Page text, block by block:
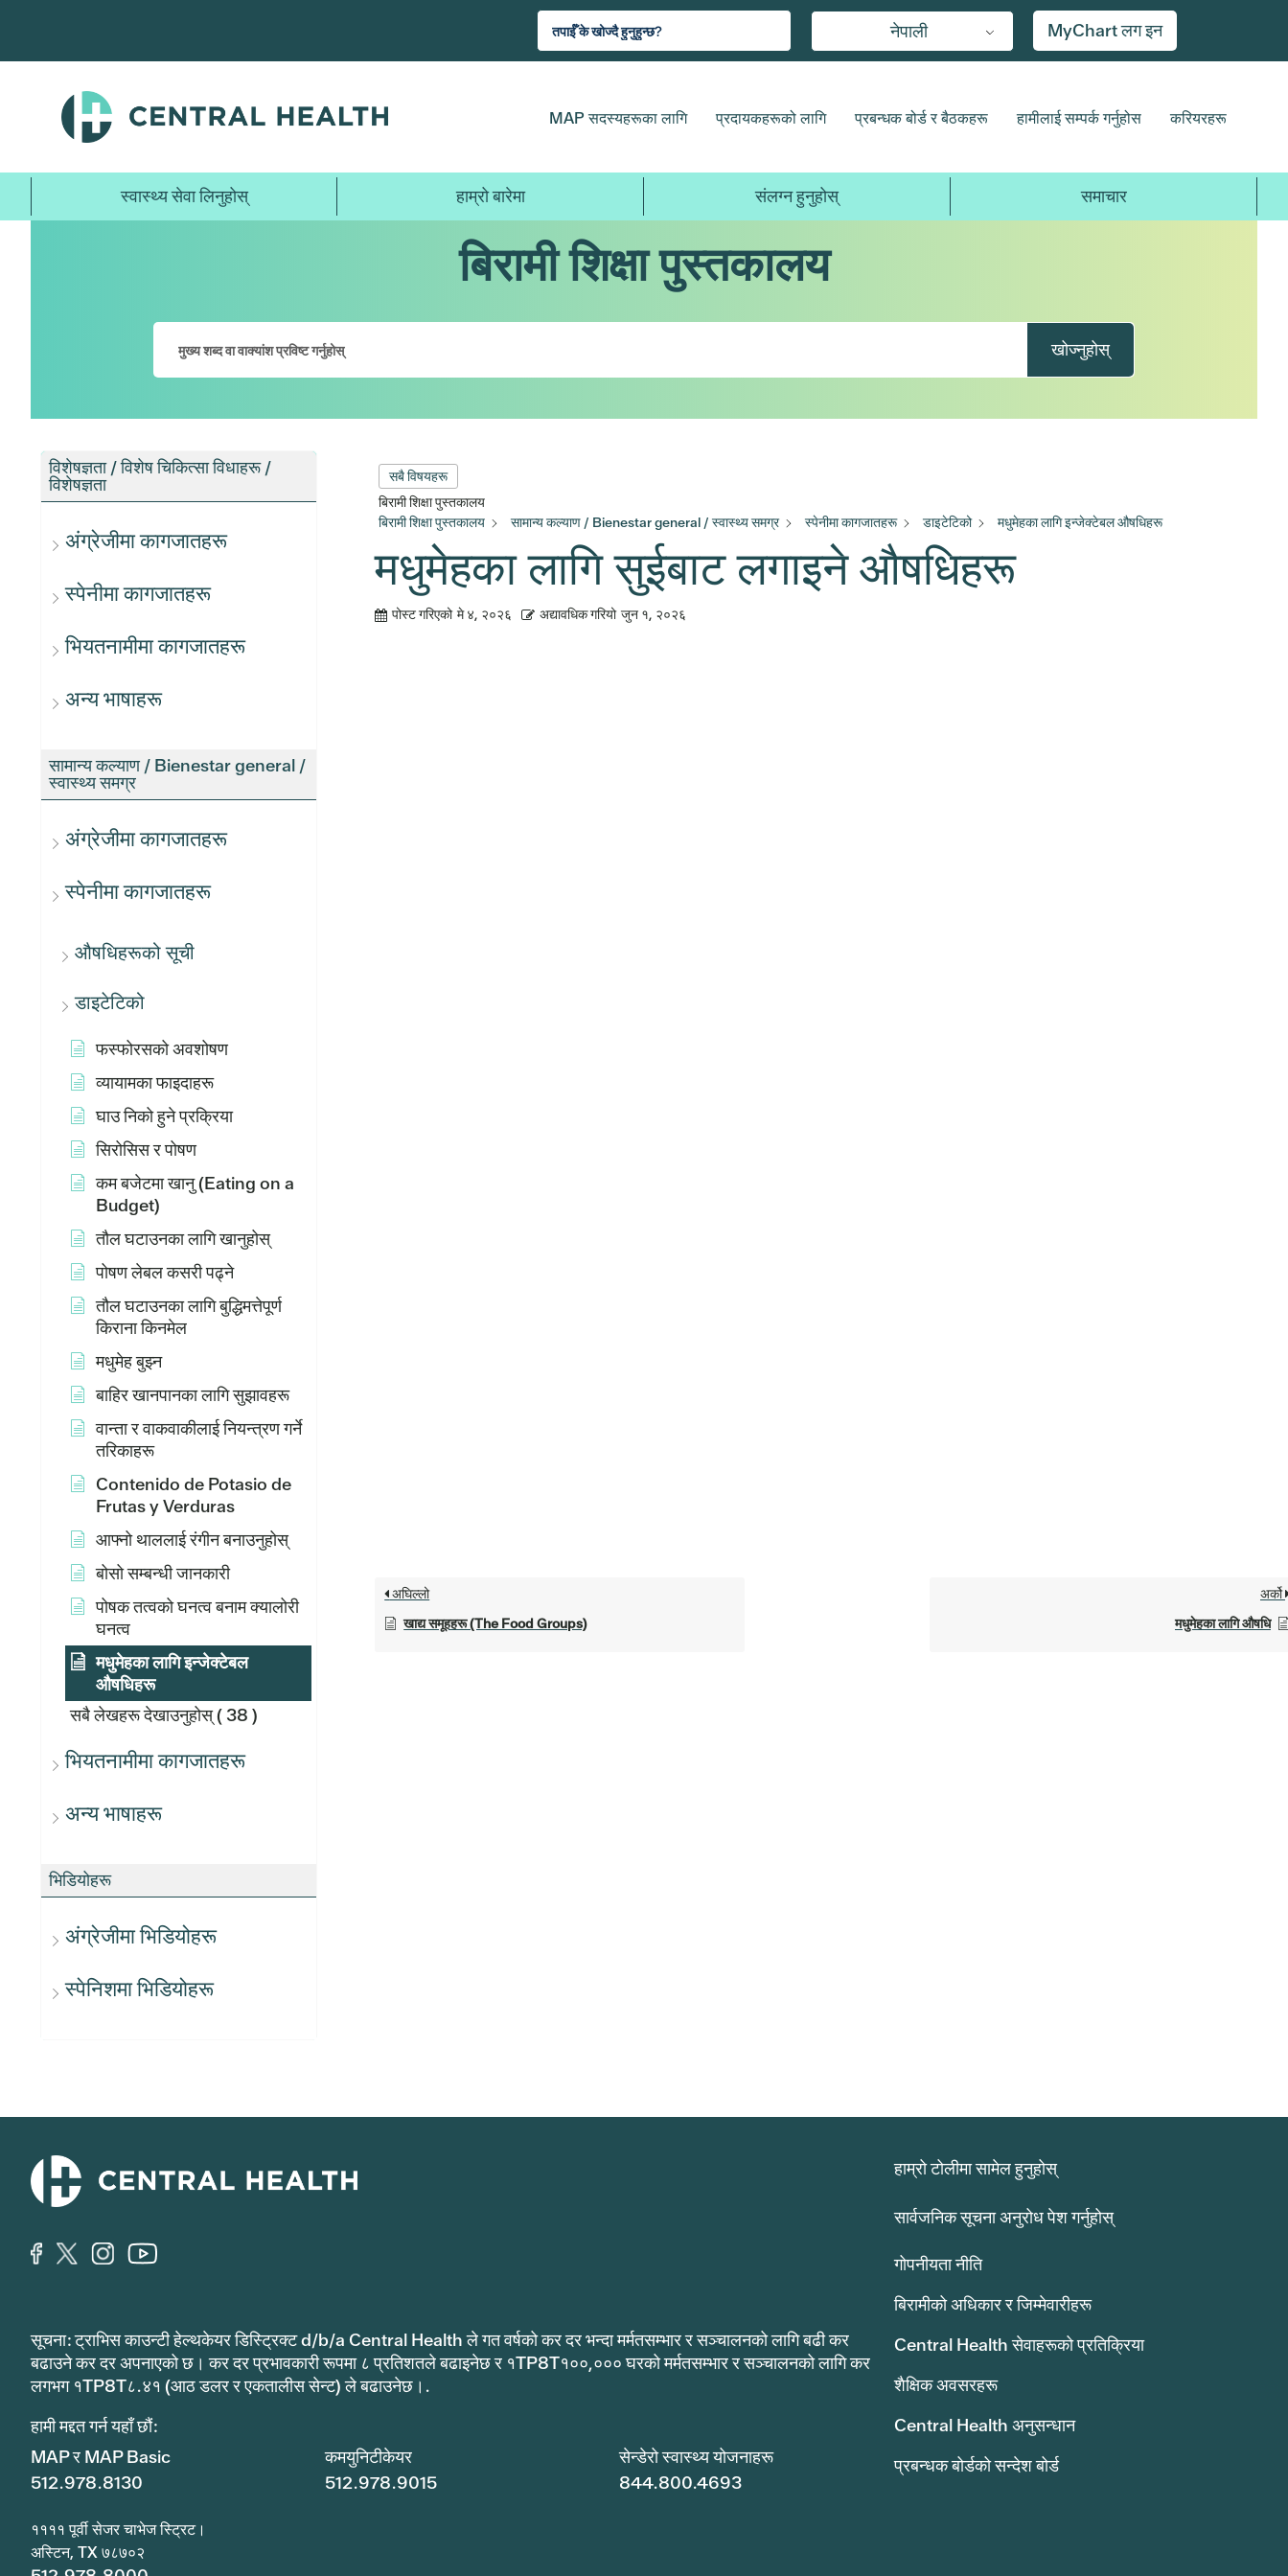
जानुहोस्
नेपाली MyChart लग इन
MAP सदस्यहरूका लागि प्रदायकहरूको लागि प्रबन्धक बोर्ड र बैठकहरू हामीलाई सम्पर्क गर्नुहोस करियरहरू
स्वास्थ्य सेवा लिनुहोस् हाम्रो बारेमा संलग्न हुनुहोस् समाचार
बिरामी शिक्षा पुस्तकालय
खोज्नुहोस्
विशेषज्ञता / विशेष चिकित्सा विधाहरू /
विशेषज्ञता
अंग्रेजीमा कागजातहरू
स्पेनीमा कागजातहरू
भियतनामीमा कागजातहरू
अन्य भाषाहरू
सामान्य कल्याण / Bienestar general /
स्वास्थ्य समग्र
अंग्रेजीमा कागजातहरू
स्पेनीमा कागजातहरू
औषधिहरूको सूची
डाइटेटिको
फस्फोरसको अवशोषण
व्यायामका फाइदाहरू
घाउ निको हुने प्रक्रिया
सिरोसिस र पोषण
कम बजेटमा खानु (Eating on a
Budget)
तौल घटाउनका लागि खानुहोस्
पोषण लेबल कसरी पढ्ने
तौल घटाउनका लागि बुद्धिमत्तेपूर्ण
किराना किनमेल
मधुमेह बुझ्न
बाहिर खानपानका लागि सुझावहरू
वान्ता र वाकवाकीलाई नियन्त्रण गर्ने
तरिकाहरू
Contenido de Potasio de
Frutas y Verduras
आफ्नो थाललाई रंगीन बनाउनुहोस्
बोसो सम्बन्धी जानकारी
पोषक तत्वको घनत्व बनाम क्यालोरी
घनत्व
मधुमेहका लागि इन्जेक्टेबल
औषधिहरू
सबै लेखहरू देखाउनुहोस्( 38 )
भियतनामीमा कागजातहरू
अन्य भाषाहरू
भिडियोहरू
अंग्रेजीमा भिडियोहरू
स्पेनिशमा भिडियोहरू
सबै विषयहरू
बिरामी शिक्षा पुस्तकालय
बिरामी शिक्षा पुस्तकालय
सामान्य कल्याण / Bienestar general / स्वास्थ्य समग्र स्पेनीमा कागजातहरू डाइटेटिको मधुमेहका लागि इन्जेक्टेबल औषधिहरू
मधुमेहका लागि सुईबाट लगाइने औषधिहरू
पोस्ट गरिएको मे ४, २०२६ अद्यावधिक गरियो जुन १, २०२६
अघिल्लो
खाद्य समूहहरू (The Food Groups)
अर्को
मधुमेहका लागि औषधि
सूचना: ट्राभिस काउन्टी हेल्थकेयर डिस्ट्रिक्ट d/b/a Central Health ले गत वर्षको कर दर भन्दा मर्मतसम्भार र सञ्चालनको लागि बढी कर
बढाउने कर दर अपनाएको छ। कर दर प्रभावकारी रूपमा ८ प्रतिशतले बढाइनेछ र १TP8T१००,००० घरको मर्मतसम्भार र सञ्चालनको लागि कर
लगभग १TP8T८.४१ (आठ डलर र एकतालीस सेन्ट) ले बढाउनेछ।.
हामी मद्दत गर्न यहाँ छौं:
MAP र MAP Basic
512.978.8130
कमयुनिटीकेयर
512.978.9015
सेन्डेरो स्वास्थ्य योजनाहरू
844.800.4693
११११ पूर्वी सेजर चाभेज स्ट्रिट।
अस्टिन, TX ७८७०२
हाम्रो टोलीमा सामेल हुनुहोस्
सार्वजनिक सूचना अनुरोध पेश गर्नुहोस्
गोपनीयता नीति
बिरामीको अधिकार र जिम्मेवारीहरू
Central Health सेवाहरूको प्रतिक्रिया
शैक्षिक अवसरहरू
Central Health अनुसन्धान
प्रबन्धक बोर्डको सन्देश बोर्ड